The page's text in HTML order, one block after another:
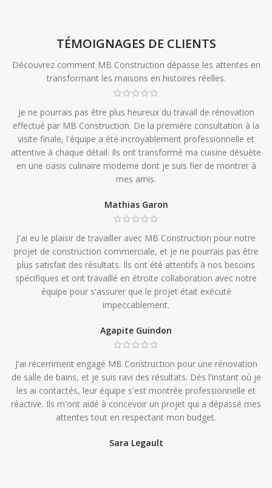
TÉMOIGNAGES DE CLIENTS
Découvrez comment MB Construction dépasse les attentes en
transformant les maisons en histoires réelles.
Je ne pourrais pas être plus heureux du travail de rénovation
effectué par MB Construction. De la première consultation à la
visite finale, l'équipe a été incroyablement professionnelle et
attentive à chaque détail. Ils ont transformé ma cuisine désuète
en une oasis culinaire moderne dont je suis fier de montrer à
mes amis.
Mathias Garon
J'ai eu le plaisir de travailler avec MB Construction pour notre
projet de construction commerciale, et je ne pourrais pas être
plus satisfait des résultats. Ils ont été attentifs à nos besoins
spécifiques et ont travaillé en étroite collaboration avec notre
équipe pour s'assurer que le projet était exécuté
impeccablement.
Agapite Guindon
J'ai récemment engagé MB Construction pour une rénovation
de salle de bains, et je suis ravi des résultats. Dès l'instant où je
les ai contactés, leur équipe s'est montrée professionnelle et
réactive. Ils m'ont aidé à concevoir un projet qui a dépassé mes
attentes tout en respectant mon budget.
Sara Legault